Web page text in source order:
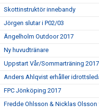
Skottinstruktör innebandy
Jörgen slutar i P02/03
Ängelholm Outdoor 2017
Ny huvudtränare
Uppstart Vår/Sommarträning 2017
Anders Ahlqvist erhåller
FPC Jönköping 2017
Fredde Ohlsson & Nicklas Olsson